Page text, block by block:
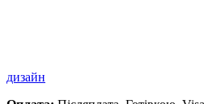
дизайн